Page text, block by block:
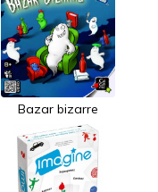
Bazar bizarre